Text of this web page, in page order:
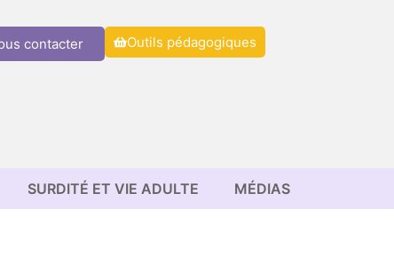
contacter Outils pédagogiques
SURDITÉ ET VIE ADULTE MÉDIAS